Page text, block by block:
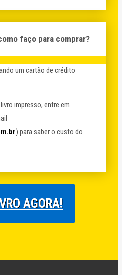
faço para comprar?
um cartão de crédito
impresso, entre em
) para saber o custo do
AGORA!